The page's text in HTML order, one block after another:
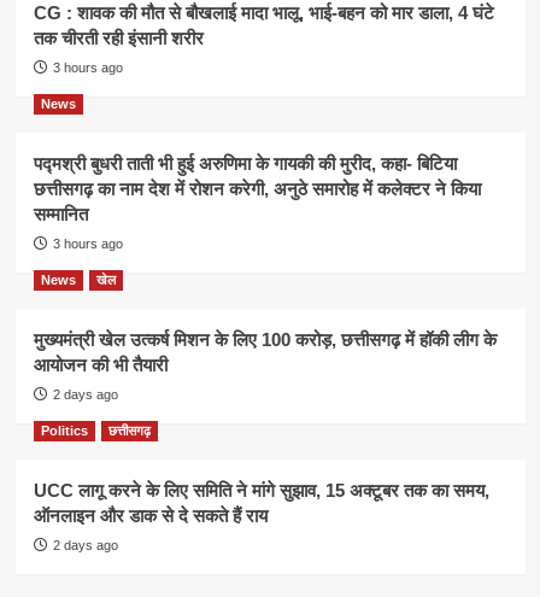
CG : शावक की मौत से बौखलाई मादा भालू, भाई-बहन को मार डाला, 4 घंटे
तक चीरती रही इंसानी शरीर
3 hours ago
News
पद्मश्री बुधरी ताती भी हुई अरुणिमा के गायकी की मुरीद, कहा- बिटिया
छत्तीसगढ़ का नाम देश में रोशन करेगी, अनुठे समारोह में कलेक्टर ने किया
सम्मानित
3 hours ago
News खेल
मुख्यमंत्री खेल उत्कर्ष मिशन के लिए 100 करोड़, छत्तीसगढ़ में हॉकी लीग के
आयोजन की भी तैयारी
2 days ago
Politics छत्तीसगढ़
UCC लागू करने के लिए समिति ने मांगे सुझाव, 15 अक्टूबर तक का समय,
ऑनलाइन और डाक से दे सकते हैं राय
2 days ago